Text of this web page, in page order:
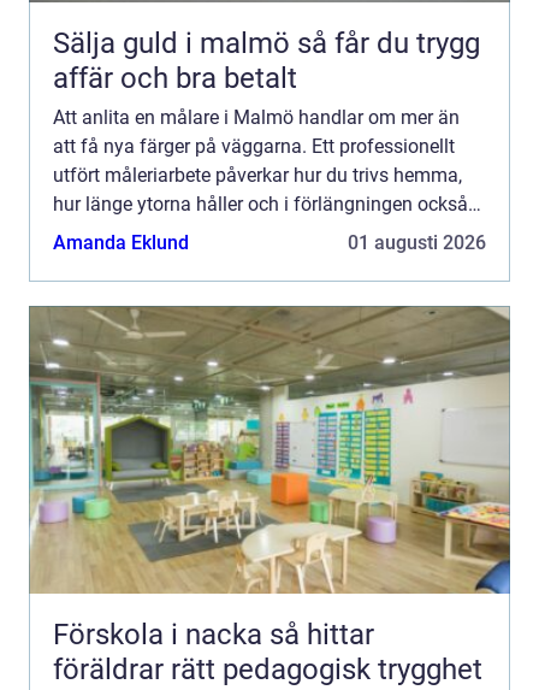
Sälja guld i malmö så får du trygg
affär och bra betalt
Att anlita en målare i Malmö handlar om mer än
att få nya färger på väggarna. Ett professionellt
utfört måleriarbete påverkar hur du trivs hemma,
hur länge ytorna håller och i förlängningen också
värdet på bostaden. Samtidigt kan det vara svårt
Amanda Eklund 01 augusti 2026
Förskola i nacka så hittar
föräldrar rätt pedagogisk trygghet